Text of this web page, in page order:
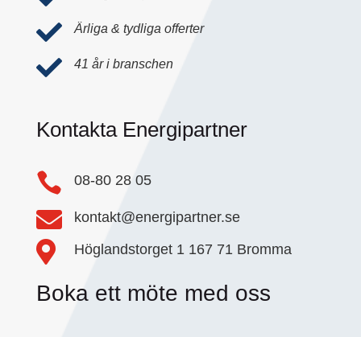
 Ärliga & tydliga offerter
 41 år i branschen
Kontakta Energipartner
 08-80 28 05
 kontakt@energipartner.se
 Höglandstorget 1 167 71 Bromma
Boka ett möte med oss